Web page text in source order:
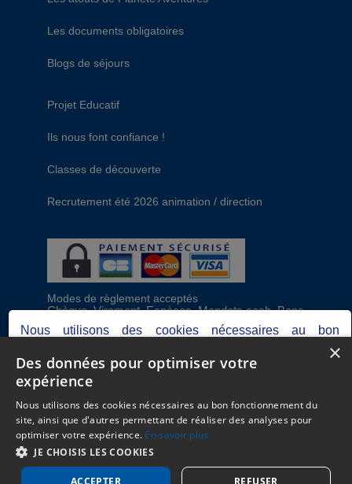
Les documents obligatoires
Blogs de séjours
Projet Educatif
Ils nous font confiance !
Classes de découverte
Recrutement été 2026 animation / direction
Modes de règlement acceptés
Chèque, Virement, Espèces, Mandats cash, Bons
CAF, Conseil général, Chèques vacances, Carte
bancaire, Prise en charge reçu sans règlement,
Mentions Légales
Plan du site
Espace Professionnels
Nous contacter
Nous utilisons des cookies nécessaires au bon
fonctionnement du site, ainsi que d'autres permettant de
réaliser des analyses pour optimiser votre expérience.
Votre consentement peut être retiré à tout moment.
Consultez notre politique de protection des données
personnelles dans nosmentions légales.
Je refuse Je choisis
×
Des données pour optimiser votre
expérience
Nous utilisons des cookies nécessaires au bon fonctionnement du
site, ainsi que d'autres permettant de réaliser des analyses pour
optimiser votre expérience. En savoir plus
JE CHOISIS LES COOKIES
ACCEPTER REFUSER